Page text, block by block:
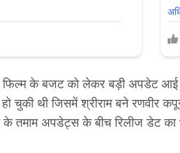
के बजट को लेकर बड़ी अपडेट आई
थी जिसमें श्रीराम बने रणवीर
तमाम अपडेट्स के बीच रिलीज डेट